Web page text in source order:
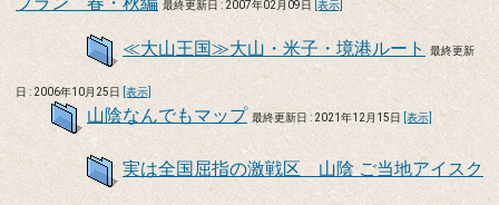
最終更新日 : 2007年02月09日 [表示]
≪大山王国≫大山・米子・境港ルート 最終更新
日 : 2006年10月25日 [表示]
山陰なんでもマップ 最終更新日 : 2021年12月15日 [表示]
実は全国屈指の激戦区 山陰 ご当地アイスク